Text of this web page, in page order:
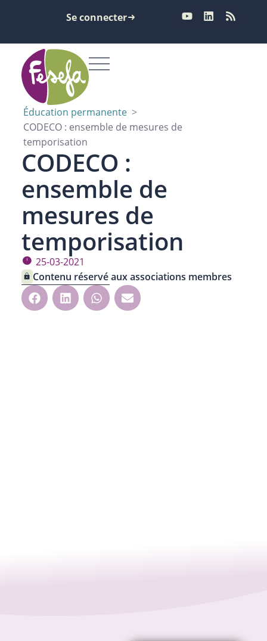
Se connecter
Éducation permanente >
CODECO : ensemble de mesures de
temporisation
CODECO :
ensemble de
mesures de
temporisation
25-03-2021
Contenu réservé aux associations membres